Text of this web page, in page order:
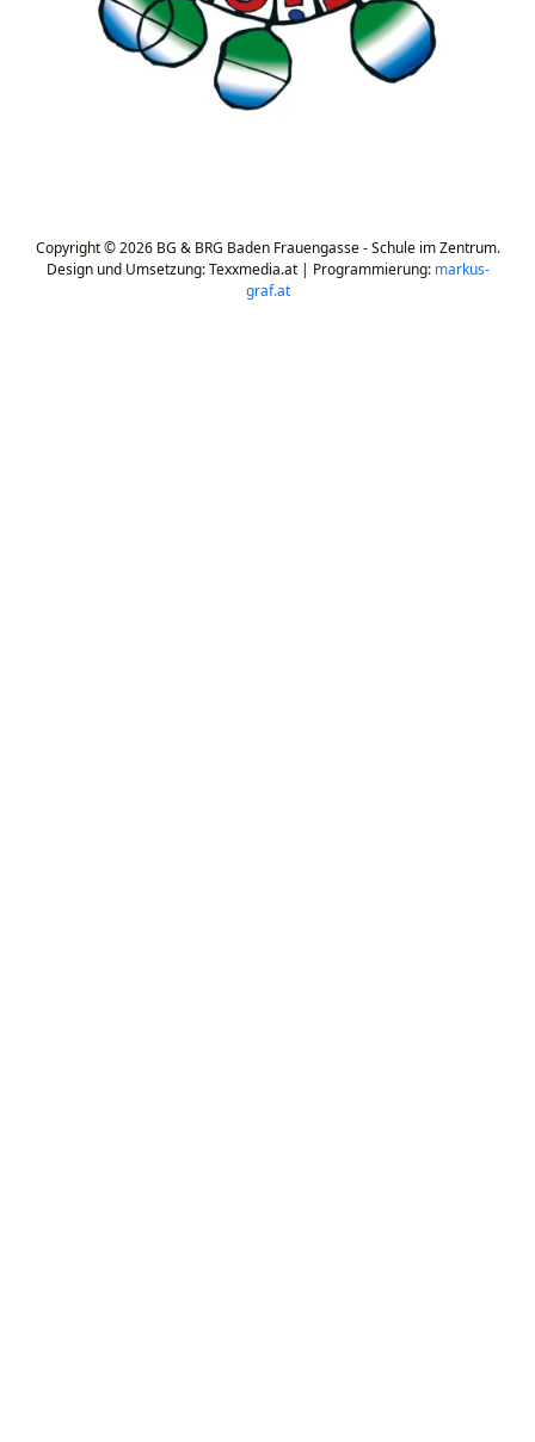
Copyright © 2026 BG & BRG Baden Frauengasse - Schule im Zentrum.
Design und Umsetzung: Texxmedia.at | Programmierung: markus-
graf.at